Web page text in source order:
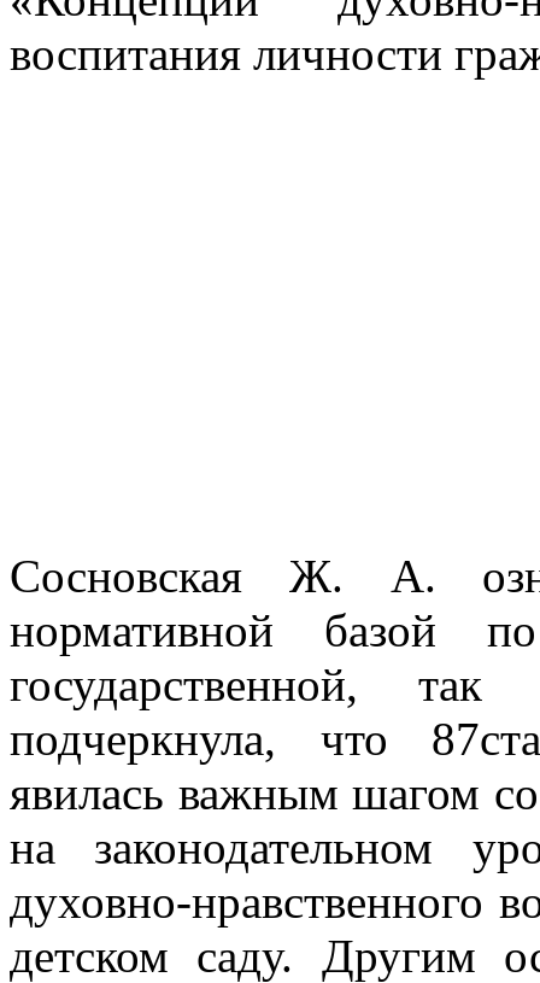
воспитания личности
Сосновская Ж. А.
нормативной базой
государственной,
подчеркнула, что
явилась важным шагом
на законодательном
духовно-нравственного
детском саду. Другим